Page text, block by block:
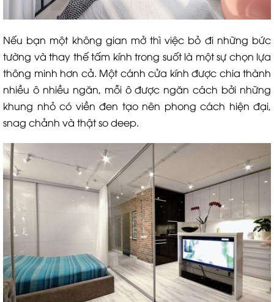
Nếu bạn một không gian mở thì việc bỏ đi những bức
tường và thay thế tấm kính trong suốt là một sự chọn lựa
thông minh hơn cả. Một cánh cửa kính được chia thành
nhiều ô nhiều ngăn, mỗi ô được ngăn cách bởi những
khung nhỏ có viền đen tạo nên phong cách hiện đại,
snag chảnh và thật so deep.